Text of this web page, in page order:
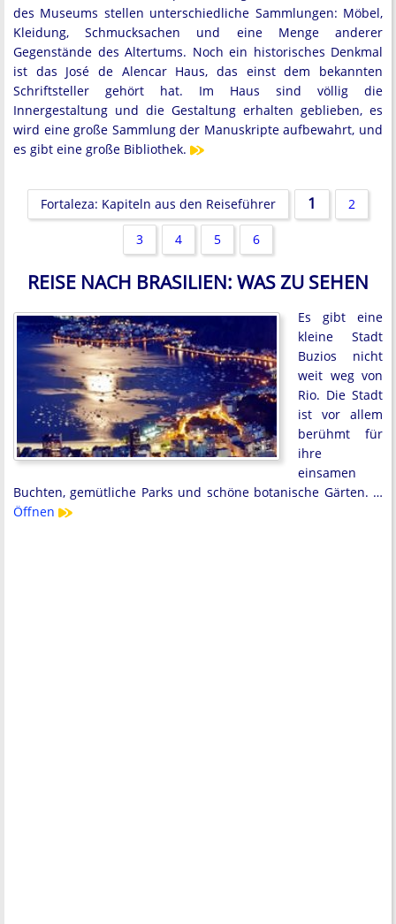
des Museums stellen unterschiedliche Sammlungen: Möbel,
Kleidung, Schmucksachen und eine Menge anderer
Gegenstände des Altertums. Noch ein historisches Denkmal
ist das José de Alencar Haus, das einst dem bekannten
Schriftsteller gehört hat. Im Haus sind völlig die
Innergestaltung und die Gestaltung erhalten geblieben, es
wird eine große Sammlung der Manuskripte aufbewahrt, und
es gibt eine große Bibliothek.
Fortaleza: Kapiteln aus den Reiseführer 1 2
3 4 5 6
REISE NACH BRASILIEN: WAS ZU SEHEN
Es gibt eine
kleine Stadt
Buzios nicht
weit weg von
Rio. Die Stadt
ist vor allem
berühmt für
ihre
einsamen
Buchten, gemütliche Parks und schöne botanische Gärten. …
Öffnen